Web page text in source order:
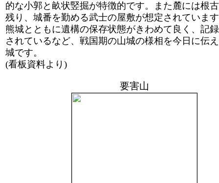
的な小郭と畝状竪掘が特徴的です。また麓には根
残り、城番を勤める武士の屋敷が想定されていま
熊城とともに遺構の保存状態がきわめて良く、記
されているなど、戦国期の山城の様相を今日に伝
城です。
(看板資料より)
要害山